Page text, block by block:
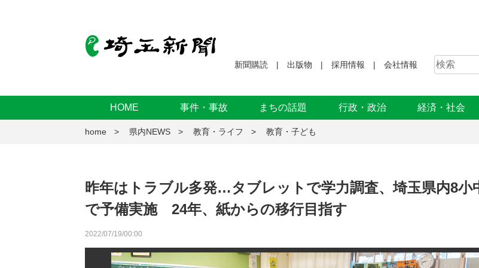
新聞購読 出版物 採用情報 会社情報
HOME 事件・事故 まちの話題 行政・政治 経済・社会
home 県内NEWS 教育・ライフ 教育・子ども
昨年はトラブル多発…タブレットで学力調査、埼玉県内8小
で予備実施 24年、紙からの移行目指す
2022/07/19/00:00